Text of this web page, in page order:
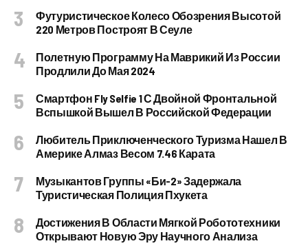
Футуристическое Колесо Обозрения Высотой
220 Метров Построят В Сеуле
Полетную Программу На Маврикий Из России
Продлили До Мая 2024
Смартфон Fly Selfie 1 С Двойной Фронтальной
Вспышкой Вышел В Российской Федерации
Любитель Приключенческого Туризма Нашел В
Америке Алмаз Весом 7.46 Карата
Музыкантов Группы «Би-2» Задержала
Туристическая Полиция Пхукета
Достижения В Области Мягкой Робототехники
Открывают Новую Эру Научного Анализа